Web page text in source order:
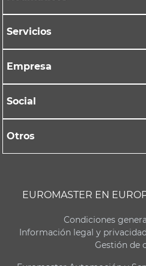
Servicios
Empresa
Social
Otros
EUROMASTER EN
Condiciones
Información legal y privacidad
Gestión de